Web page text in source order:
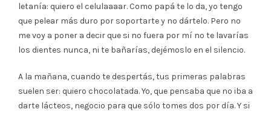
letanía: quiero el celulaaaar. Como papá te lo da, yo tengo
que pelear más duro por soportarte y no dártelo. Pero no
me voy a poner a decir que si no fuera por mí no te lavarías
los dientes nunca, ni te bañarías, dejémoslo en el silencio.
A la mañana, cuando te despertás, tus primeras palabras
suelen ser: quiero chocolatada. Yo, que pensaba que no iba a
darte lácteos, negocio para que sólo tomes dos por día. Y si